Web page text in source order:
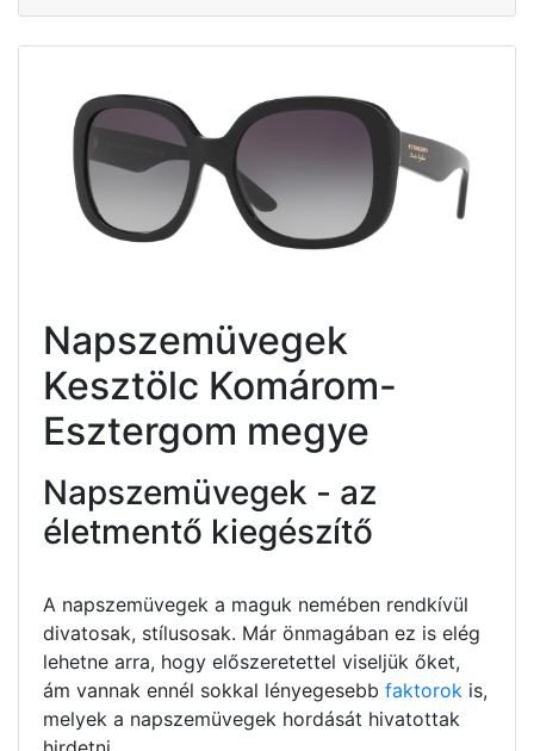
Napszemüvegek
Kesztölc Komárom-
Esztergom megye
Napszemüvegek - az
életmentő kiegészítő
A napszemüvegek a maguk nemében rendkívül
divatosak, stílusosak. Már önmagában ez is elég
lehetne arra, hogy előszeretettel viseljük őket,
ám vannak ennél sokkal lényegesebb faktorok is,
melyek a napszemüvegek hordását hivatottak